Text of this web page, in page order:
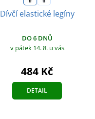
Dívčí elastické legíny
DO 6 DNŮ
v pátek 14. 8. u vás
484 Kč
DETAIL